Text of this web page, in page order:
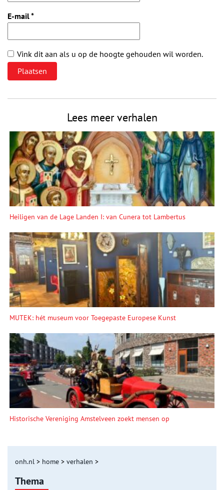
E-mail*
Vink dit aan als u op de hoogte gehouden wil worden.
Lees meer verhalen
Heiligen van de Lage Landen I: van Cunera tot Lambertus
MUTEK: hét museum voor Toegepaste Europese Kunst
Historische Vereniging Amstelveen zoekt mensen op
onh.nl > home > verhalen >
Thema